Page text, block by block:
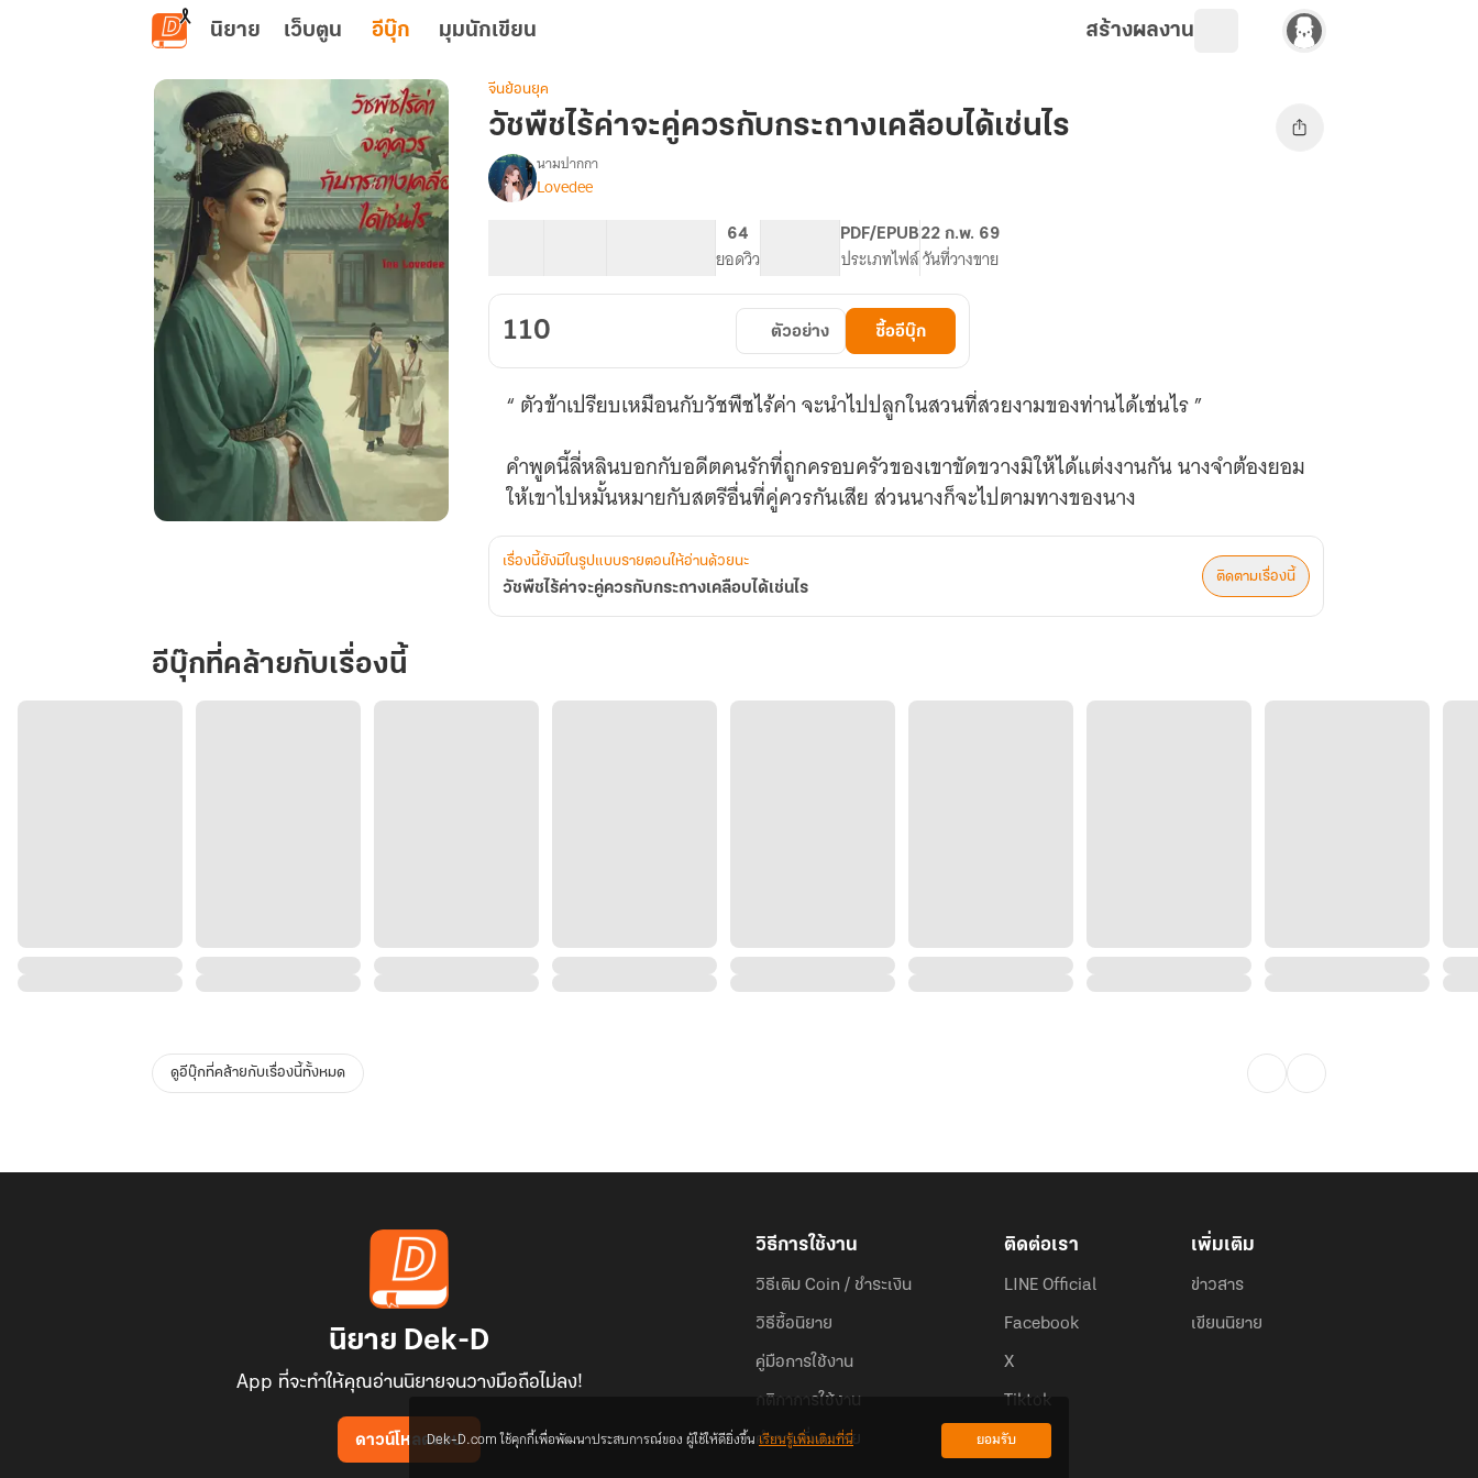
ข้ามไปยังเนื้อหาหลัก
นิยาย เว็บตูน อีบุ๊ก มุมนักเขียน สร้างผลงาน
กับ
จีนย้อนยุค
วัชพืชไร้ค่าจะคู่ควรกับกระถางเคลือบได้เช่นไร
เรื่อง
วัชพืช
คู่ควร
กับ
กระถาง
เคลือบ
เช่น
นามปากกา
Lovedee
64
ยอดวิว
PDF/EPUB
ประเภทไฟล์
22 ก.พ. 69
วันที่วางขาย
110 ตัวอย่าง ซื้ออีบุ๊ก
“ ตัวข้าเปรียบเหมือนกับวัชพืชไร้ค่า จะนำไปปลูกในสวนที่สวยงามของท่านได้เช่นไร ”
คำพูดนี้ลี่หลินบอกกับอดีตคนรักที่ถูกครอบครัวของเขาขัดขวางมิให้ได้แต่งงานกัน นางจำต้องยอม
ให้เขาไปหมั้นหมายกับสตรีอื่นที่คู่ควรกันเสีย ส่วนนางก็จะไปตามทางของนาง
เรื่องนี้ยังมีในรูปแบบรายตอนให้อ่านด้วยนะ
วัชพืชไร้ค่าจะคู่ควรกับกระถางเคลือบได้เช่นไร
ติดตามเรื่องนี้
อีบุ๊กที่คล้ายกับเรื่องนี้
ดูอีบุ๊กที่คล้ายกับเรื่องนี้ทั้งหมด
นิยาย Dek-D
App ที่จะทำให้คุณอ่านนิยายจนวางมือถือไม่ลง!
ดาวน์โหลดแอป
วิธีการใช้งาน
วิธีเติม Coin / ชำระเงิน
วิธีซื้อนิยาย
คู่มือการใช้งาน
กติกาการใช้งาน
คำถามที่พบบ่อย
ติดต่อเรา
LINE Official
Facebook
X
Tiktok
เพิ่มเติม
ข่าวสาร
เขียนนิยาย
Dek-D.com ใช้คุกกี้เพื่อพัฒนาประสบการณ์ของ ผู้ใช้ให้ดียิ่งขึ้นเรียนรู้เพิ่มเติมที่นี่ ยอมรับ